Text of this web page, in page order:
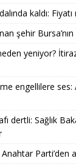
kaldı:
şehir Bursa’nın
yeniyor?
engellilere ses:
dertli: Sağlık
Parti’den